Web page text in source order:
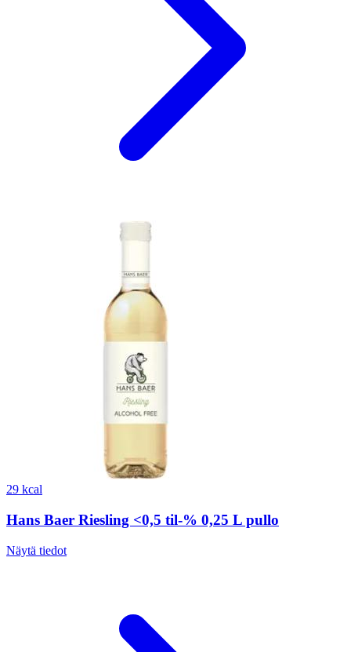
29 kcal
Hans Baer Riesling <0,5 til-% 0,25 L pullo
Näytä tiedot